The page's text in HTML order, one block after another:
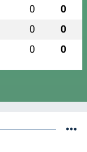
0 0
0 0
0 0